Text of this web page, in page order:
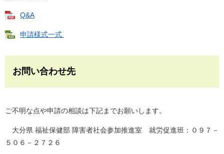
Q&A
申請様式一式
お問い合わせ先
ご不明な点や申請の相談は下記までお願いします。
大分県 福祉保健部 障害者社会参加推進室 就労促進班：０９７－
５０６－２７２６